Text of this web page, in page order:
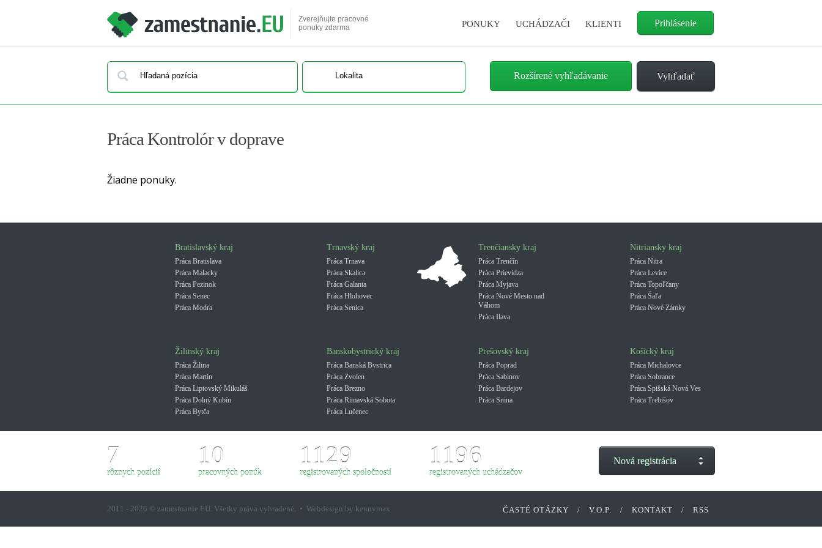
Zverejňujte pracovné
ponuky zdarma
Prihlásenie
PONUKY UCHÁDZAČI KLIENTI
Rozšírené vyhľadávanie
Práca Kontrolór v doprave
Žiadne ponuky.
Bratislavský kraj
Práca Bratislava
Práca Malacky
Práca Pezinok
Práca Senec
Práca Modra
Trnavský kraj
Práca Trnava
Práca Skalica
Práca Galanta
Práca Hlohovec
Práca Senica
Trenčiansky kraj
Práca Trenčín
Práca Prievidza
Práca Myjava
Práca Nové Mesto nad
Váhom
Práca Ilava
Nitriansky kraj
Práca Nitra
Práca Levice
Práca Topoľčany
Práca Šaľa
Práca Nové Zámky
Žilinský kraj
Práca Žilina
Práca Martin
Práca Liptovský Mikuláš
Práca Dolný Kubín
Práca Bytča
Banskobystrický kraj
Práca Banská Bystrica
Práca Zvolen
Práca Brezno
Práca Rimavská Sobota
Práca Lučenec
Prešovský kraj
Práca Poprad
Práca Sabinov
Práca Bardejov
Práca Snina
Košický kraj
Práca Michalovce
Práca Sobrance
Práca Spišská Nová Ves
Práca Trebišov
7
rôznych pozícií
10
pracovných ponúk
1129
registrovaných spoločností
1196
registrovaných uchádzačov
Nová registrácia
2011 - 2026 © zamestnanie.EU. Všetky práva vyhradené. • Webdesign by kennymax ČASTÉ OTÁZKY / V.O.P. / KONTAKT / RSS